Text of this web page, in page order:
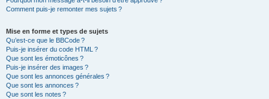
Comment puis-je remonter mes sujets ?
Mise en forme et types de sujets
Qu’est-ce que le BBCode ?
Puis-je insérer du code HTML ?
Que sont les émoticônes ?
Puis-je insérer des images ?
Que sont les annonces générales ?
Que sont les annonces ?
Que sont les notes ?